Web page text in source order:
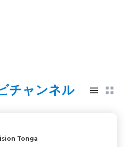
チャンネル
Tonga